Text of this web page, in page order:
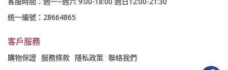
客服時間：週一~週六 9:00-18:00 週日12:00-21:30
統一編號：28664865
客戶服務
購物保證 服務條款 隱私政策 聯絡我們